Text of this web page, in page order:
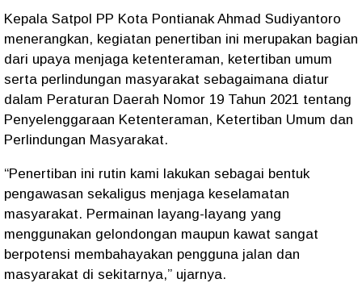
Kepala Satpol PP Kota Pontianak Ahmad Sudiyantoro
menerangkan, kegiatan penertiban ini merupakan bagian
dari upaya menjaga ketenteraman, ketertiban umum
serta perlindungan masyarakat sebagaimana diatur
dalam Peraturan Daerah Nomor 19 Tahun 2021 tentang
Penyelenggaraan Ketenteraman, Ketertiban Umum dan
Perlindungan Masyarakat.
“Penertiban ini rutin kami lakukan sebagai bentuk
pengawasan sekaligus menjaga keselamatan
masyarakat. Permainan layang-layang yang
menggunakan gelondongan maupun kawat sangat
berpotensi membahayakan pengguna jalan dan
masyarakat di sekitarnya,” ujarnya.